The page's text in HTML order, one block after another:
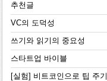
추천글
VC의 도덕성
쓰기와 읽기의 중요성
스타트업 바이블
[실험] 비트코인으로 팁 주기